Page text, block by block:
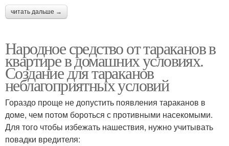
читать дальше →
Народное средство от тараканов в
квартире в домашних условиях.
Создание для тараканов
неблагоприятных условий
Гораздо проще не допустить появления тараканов в
доме, чем потом бороться с противными насекомыми.
Для того чтобы избежать нашествия, нужно учитывать
повадки вредителя: